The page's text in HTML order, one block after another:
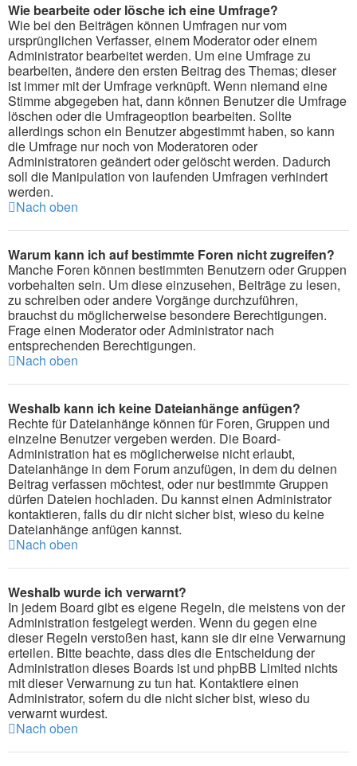
Wie bearbeite oder lösche ich eine Umfrage?
Wie bei den Beiträgen können Umfragen nur vom
ursprünglichen Verfasser, einem Moderator oder einem
Administrator bearbeitet werden. Um eine Umfrage zu
bearbeiten, ändere den ersten Beitrag des Themas; dieser
ist immer mit der Umfrage verknüpft. Wenn niemand eine
Stimme abgegeben hat, dann können Benutzer die Umfrage
löschen oder die Umfrageoption bearbeiten. Sollte
allerdings schon ein Benutzer abgestimmt haben, so kann
die Umfrage nur noch von Moderatoren oder
Administratoren geändert oder gelöscht werden. Dadurch
soll die Manipulation von laufenden Umfragen verhindert
werden.
Nach oben
Warum kann ich auf bestimmte Foren nicht zugreifen?
Manche Foren können bestimmten Benutzern oder Gruppen
vorbehalten sein. Um diese einzusehen, Beiträge zu lesen,
zu schreiben oder andere Vorgänge durchzuführen,
brauchst du möglicherweise besondere Berechtigungen.
Frage einen Moderator oder Administrator nach
entsprechenden Berechtigungen.
Nach oben
Weshalb kann ich keine Dateianhänge anfügen?
Rechte für Dateianhänge können für Foren, Gruppen und
einzelne Benutzer vergeben werden. Die Board-
Administration hat es möglicherweise nicht erlaubt,
Dateianhänge in dem Forum anzufügen, in dem du deinen
Beitrag verfassen möchtest, oder nur bestimmte Gruppen
dürfen Dateien hochladen. Du kannst einen Administrator
kontaktieren, falls du dir nicht sicher bist, wieso du keine
Dateianhänge anfügen kannst.
Nach oben
Weshalb wurde ich verwarnt?
In jedem Board gibt es eigene Regeln, die meistens von der
Administration festgelegt werden. Wenn du gegen eine
dieser Regeln verstoßen hast, kann sie dir eine Verwarnung
erteilen. Bitte beachte, dass dies die Entscheidung der
Administration dieses Boards ist und phpBB Limited nichts
mit dieser Verwarnung zu tun hat. Kontaktiere einen
Administrator, sofern du die nicht sicher bist, wieso du
verwarnt wurdest.
Nach oben